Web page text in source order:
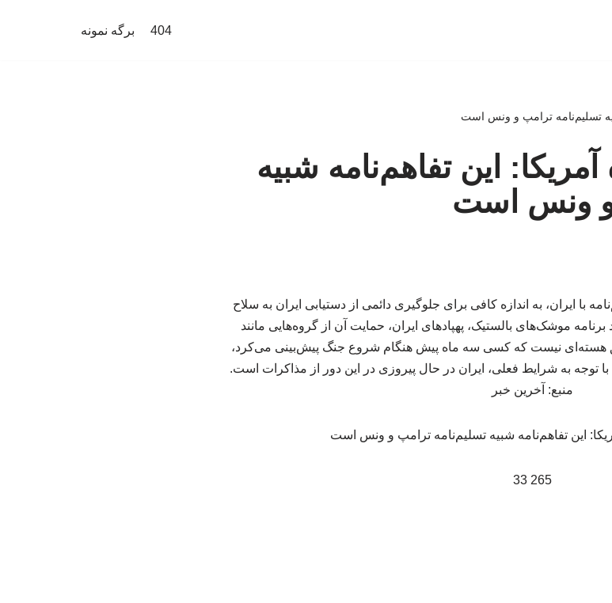
404 برگه نمونه
تسلیم‌نامه ترامپ و ونس است
این تفاهم‌نامه شبیه
و ونس است
با ایران، به اندازه کافی برای جلوگیری دائمی از دستیابی ایران به سلاح
موشک‌های بالستیک، پهپادهای ایران، حمایت آن از گروه‌هایی مانند
هسته‌ای نیست که کسی سه ماه پیش هنگام شروع جنگ پیش‌بینی می‌کرد،
توجه به شرایط فعلی، ایران در حال پیروزی در این دور از مذاکرات است.
منبع: آخرین خبر
265 33